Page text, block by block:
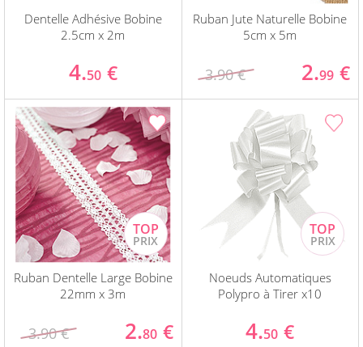
Dentelle Adhésive Bobine
2.5cm x 2m
4.50 €
Ruban Jute Naturelle Bobine
5cm x 5m
3.90 € 2.99 €
Ruban Dentelle Large Bobine
22mm x 3m
3.90 € 2.80 €
Noeuds Automatiques
Polypro à Tirer x10
4.50 €